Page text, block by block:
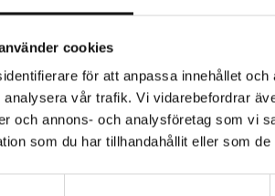
cookies
för att anpassa innehållet
vår trafik. Vi vidarebefordrar
och annons- och analysföretag som vi
som du har tillhandahållit eller som
tillverkaren
Dubbelkrankopplingen gör
(G 1/2") gänga.